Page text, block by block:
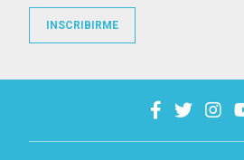
INSCRIBIRME